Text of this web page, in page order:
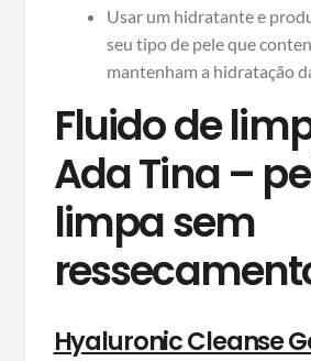
Usar um hidratante e
seu tipo de pele que
mantenham a hidratação
Fluido de
Ada Tina –
limpa sem
Hyaluronic Cleanse